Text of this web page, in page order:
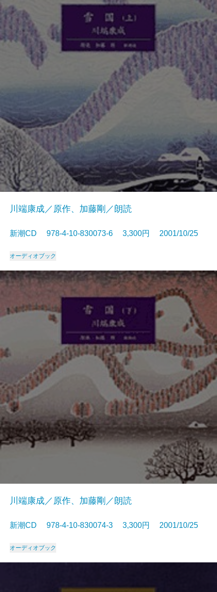
川端康成／原作、加藤剛／朗読
新潮CD 978-4-10-830073-6 3,300円 2001/10/25
オーディオブック
川端康成／原作、加藤剛／朗読
新潮CD 978-4-10-830074-3 3,300円 2001/10/25
オーディオブック